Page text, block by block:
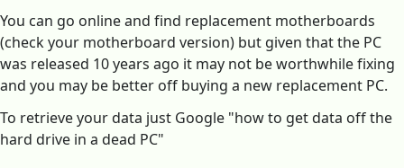
You can go online and find replacement motherboards
(check your motherboard version) but given that the PC
was released 10 years ago it may not be worthwhile fixing
and you may be better off buying a new replacement PC.
To retrieve your data just Google "how to get data off the
hard drive in a dead PC"